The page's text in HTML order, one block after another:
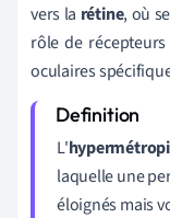
vers la rétine, où
rôle de
oculaires
L'
laquelle une
éloignés mais